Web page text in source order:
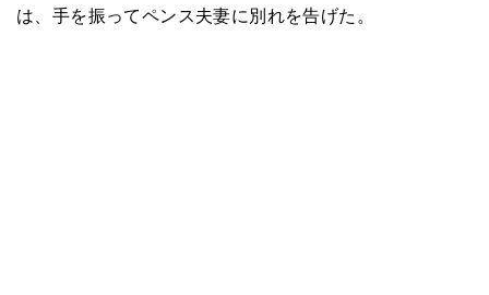
は、手を振ってペンス夫妻に別れを告げた。